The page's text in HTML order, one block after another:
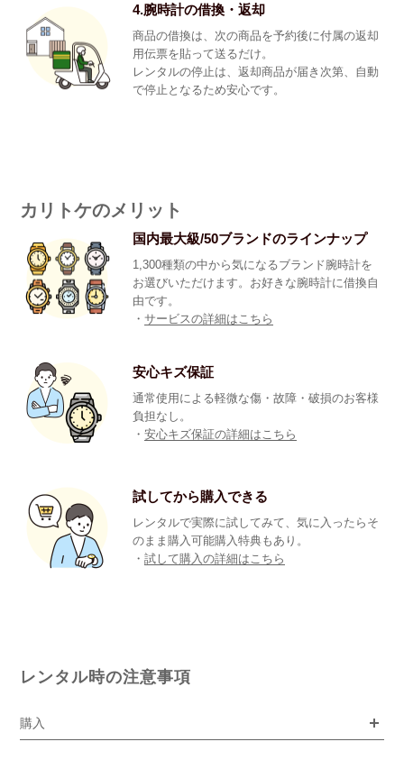
4.腕時計の借換・返却
商品の借換は、次の商品を予約後に付属の返却
用伝票を貼って送るだけ。
レンタルの停止は、返却商品が届き次第、自動
で停止となるため安心です。
カリトケのメリット
国内最大級/50ブランドのラインナップ
1,300種類の中から気になるブランド腕時計を
お選びいただけます。お好きな腕時計に借換自
由です。
・サービスの詳細はこちら
安心キズ保証
通常使用による軽微な傷・故障・破損のお客様
負担なし。
・安心キズ保証の詳細はこちら
試してから購入できる
レンタルで実際に試してみて、気に入ったらそ
のまま購入可能購入特典もあり。
・試して購入の詳細はこちら
レンタル時の注意事項
購入